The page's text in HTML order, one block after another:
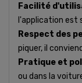
Facilité
l'application est
Respect des
piquer, il
Pratique et
ou dans la